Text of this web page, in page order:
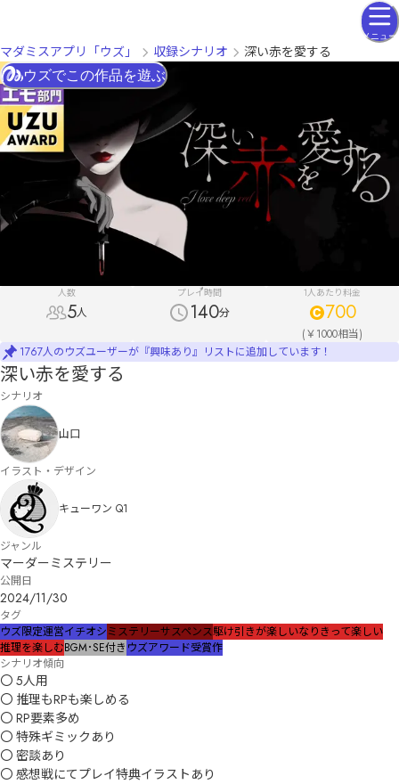
メニュー
マダミスアプリ「ウズ」 収録シナリオ 深い赤を愛する
人数
5人
プレイ時間
140分
1人あたり料金
700
(￥1000相当)
1767人のウズユーザーが『興味あり』リストに追加しています！
ウズでこの作品を遊ぶ
深い赤を愛する
シナリオ
山口
イラスト・デザイン
キューワン Q1
ジャンル
マーダーミステリー
公開日
2024/11/30
タグ
ウズ限定運営イチオシミステリーサスペンス駆け引きが楽しいなりきって楽しい
推理を楽しむBGM･SE付き ウズアワード受賞作
シナリオ傾向
〇 5人用
〇 推理もRPも楽しめる
〇 RP要素多め
〇 特殊ギミックあり
〇 密談あり
〇 感想戦にてプレイ特典イラストあり